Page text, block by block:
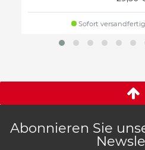
Sofort
Abonnieren Sie